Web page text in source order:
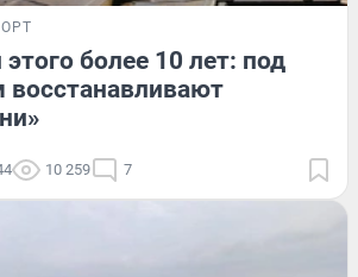
более 10 лет: под
восстанавливают
10 259 7